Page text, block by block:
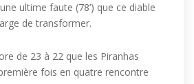
ultime faute (78’) que ce diable
de transformer.
de 23 à 22 que les Piranhas
fois en quatre rencontre